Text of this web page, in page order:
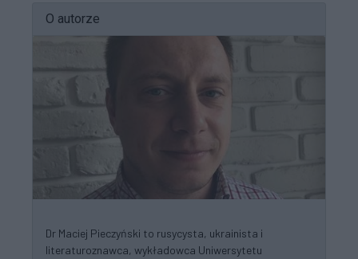
O autorze
Dr Maciej Pieczyński to rusycysta, ukrainista i
literaturoznawca, wykładowca Uniwersytetu